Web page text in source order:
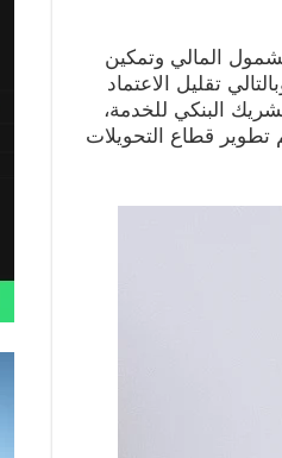
المالي وتمكين
تقليل الاعتماد
البنكي للخدمة،
قطاع التحويلات